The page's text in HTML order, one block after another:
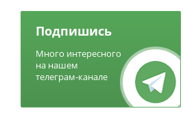
Подпишись
Много интересного
на нашем
телеграм-канале